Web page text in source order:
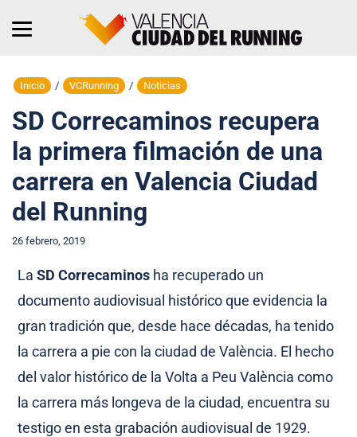
Inicio / VCRunning / Noticias
SD Correcaminos recupera
la primera filmación de una
carrera en Valencia Ciudad
del Running
26 febrero, 2019
LaSD Correcaminos ha recuperado un
documento audiovisual histórico que evidencia la
gran tradición que, desde hace décadas, ha tenido
la carrera a pie con la ciudad de València. El hecho
del valor histórico de la Volta a Peu València como
la carrera más longeva de la ciudad, encuentra su
testigo en esta grabación audiovisual de 1929.